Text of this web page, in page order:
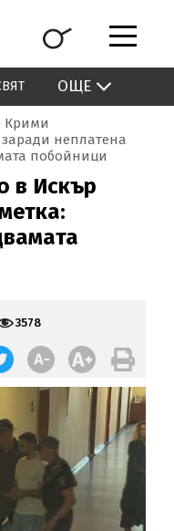
ОЩЕ
Крими
неплатена
побойници
в Искър
3578